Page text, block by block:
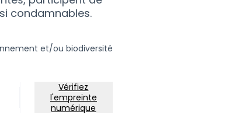
condamnables.
résultats de la catégorie : Environnement et/ou biodiversité
et/ou biodiversité
Vérifiez
l'empreinte
numérique